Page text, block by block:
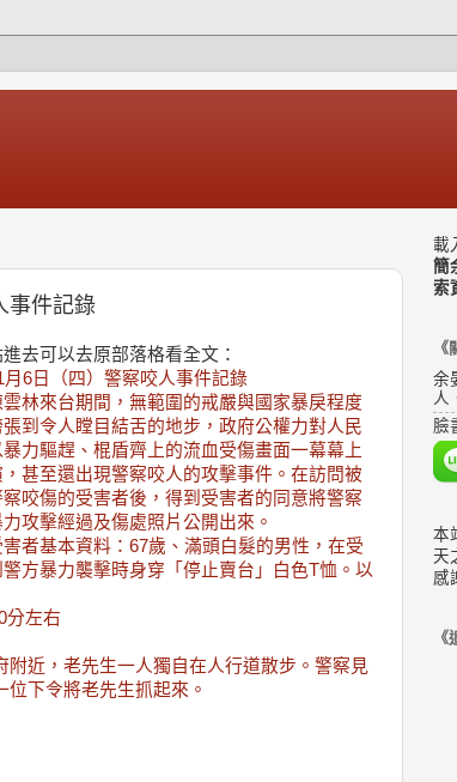
事件記錄
進去可以去原部落格看全文：
月6日（四）警察咬人事件記錄
雲林來台期間，無範圍的戒嚴與國家暴戾程度
張到令人瞠目結舌的地步，政府公權力對人民
暴力驅趕、棍盾齊上的流血受傷畫面一幕幕上
，甚至還出現警察咬人的攻擊事件。在訪問被
察咬傷的受害者後，得到受害者的同意將警察
力攻擊經過及傷處照片公開出來。
害者基本資料：67歲、滿頭白髮的男性，在受
警方暴力襲擊時身穿「停止賣台」白色T恤。以
分左右
近，老先生一人獨自在人行道散步。警察見
下令將老先生抓起來。
載
簡
索
余
人
臉
本
天
感
《